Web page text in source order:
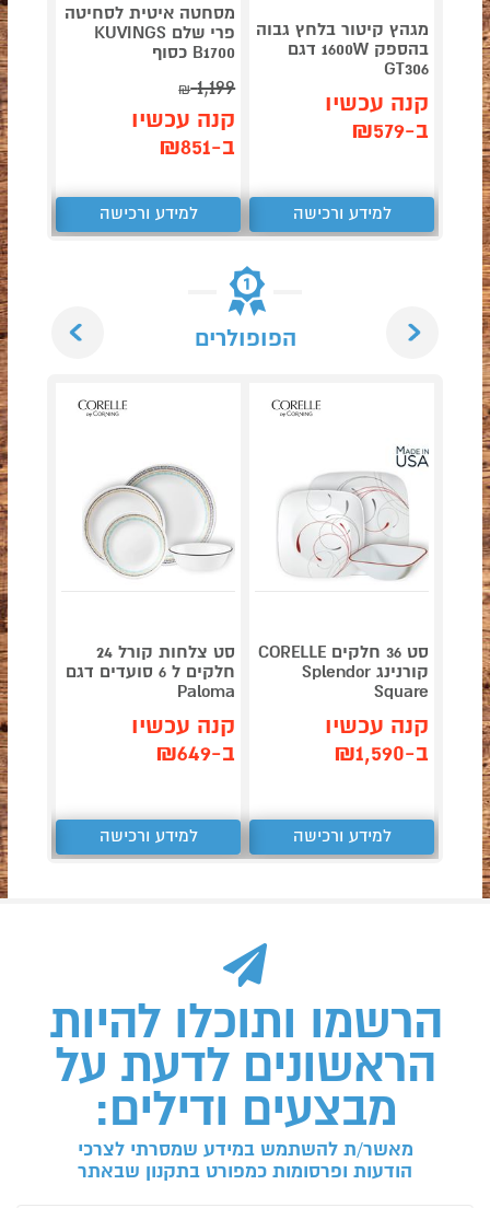
מגהץ קיטור בלחץ גבוה
בהספק 1600W דגם
GT306
קנה עכשיו
ב-₪579
למידע ורכישה
מסחטה איטית לסחיטה
פרי שלם KUVINGS
B1700 כסוף
1,199
₪
קנה עכשיו
ב-₪851
למידע ורכישה
נינג'ה
749
הפופולרים
סט 36 חלקים CORELLE
קורנינג Splendor
Square
קנה עכשיו
ב-₪1,590
למידע ורכישה
סט צלחות קורל 24
חלקים ל 6 סועדים דגם
Paloma
קנה עכשיו
ב-₪649
למידע ורכישה
הרשמו ותוכלו להיות
הראשונים לדעת על
מבצעים ודילים:
מאשר/ת להשתמש במידע שמסרתי לצרכי
הודעות ופרסומות כמפורט בתקנון שבאתר